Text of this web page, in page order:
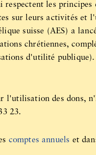
les principes
sur leurs activités et
suisse (AES) a
chrétiennes,
d'utilité
l'utilisation des dons,
23.
comptes annuels et